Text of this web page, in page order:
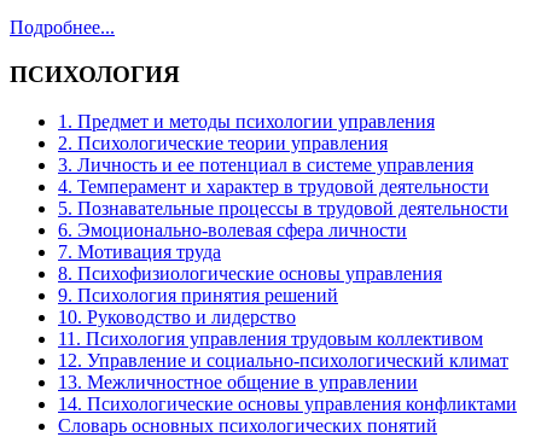
Подробнее...
ПСИХОЛОГИЯ
1. Предмет и методы психологии управления
2. Психологические теории управления
3. Личность и ее потенциал в системе управления
4. Темперамент и характер в трудовой деятельности
5. Познавательные процессы в трудовой деятельности
6. Эмоционально-волевая сфера личности
7. Мотивация труда
8. Психофизиологические основы управления
9. Психология принятия решений
10. Руководство и лидерство
11. Психология управления трудовым коллективом
12. Управление и социально-психологический климат
13. Межличностное общение в управлении
14. Психологические основы управления конфликтами
Словарь основных психологических понятий